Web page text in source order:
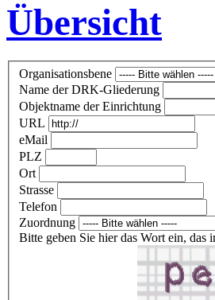
Organisationsbene
Name der DRK-Gliederung
Objektname der Einrichtung
URL
eMail
PLZ
Ort
Strasse
Telefon
Zuordnung
Bitte geben Sie hier das Wort ein,